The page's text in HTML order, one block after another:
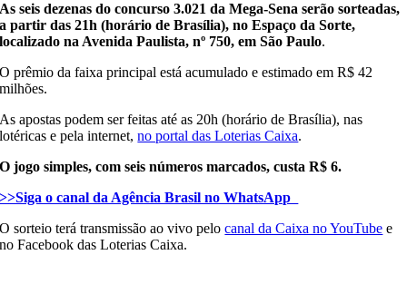
As seis dezenas do concurso 3.021 da Mega-Sena serão sorteadas,
a partir das 21h (horário de Brasília), no Espaço da Sorte,
localizado na Avenida Paulista, nº 750, em São Paulo.
O prêmio da faixa principal está acumulado e estimado em R$ 42
milhões.
As apostas podem ser feitas até as 20h (horário de Brasília), nas
lotéricas e pela internet,no portal das Loterias Caixa.
O jogo simples, com seis números marcados, custa R$ 6.
>>Siga o canal da Agência Brasil no WhatsApp
O sorteio terá transmissão ao vivo pelocanal da Caixa no YouTube e
no Facebook das Loterias Caixa.